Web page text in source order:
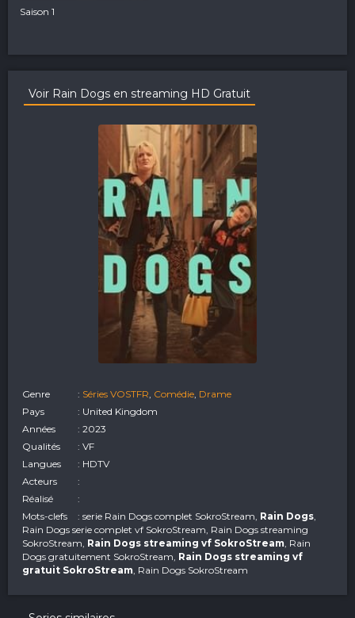
Saison 1
Voir Rain Dogs en streaming HD Gratuit
Genre : Séries VOSTFR Comédie Drame
Pays
: United Kingdom
Années
: 2023
Qualités
: VF
Langues
: HDTV
Acteurs
:
Réalisé
:
Mots-clefs
: serie Rain Dogs complet SokroStream, Rain Dogs
Rain Dogs serie complet vf SokroStream, Rain Dogs streaming
SokroStream, Rain Dogs streaming vf SokroStream , Rain
Dogs gratuitement SokroStream, Rain Dogs streaming vf
gratuit SokroStream , Rain Dogs SokroStream